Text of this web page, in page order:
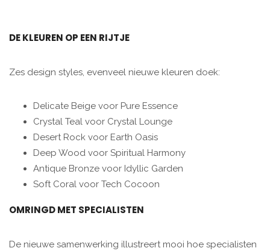
DE KLEUREN OP EEN RIJTJE
Zes design styles, evenveel nieuwe kleuren doek:
Delicate Beige voor Pure Essence
Crystal Teal voor Crystal Lounge
Desert Rock voor Earth Oasis
Deep Wood voor Spiritual Harmony
Antique Bronze voor Idyllic Garden
Soft Coral voor Tech Cocoon
OMRINGD MET SPECIALISTEN
De nieuwe samenwerking illustreert mooi hoe specialisten